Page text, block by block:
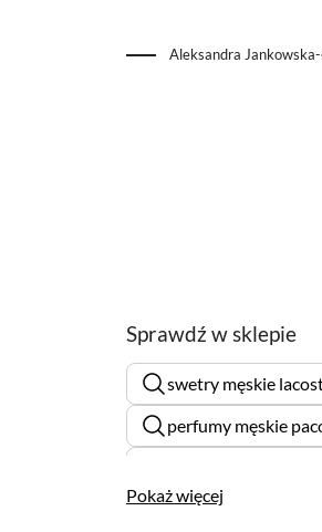
Aleksandra
Sprawdź w sklepie
swetry męskie
perfumy męskie
czerwone kurtki
Pokaż więcej